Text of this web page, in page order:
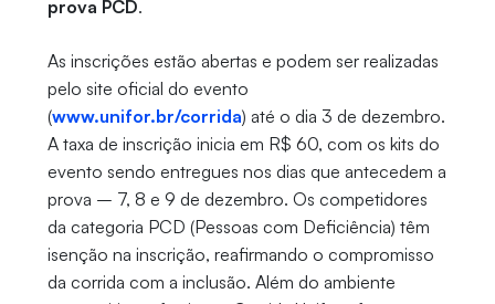
prova PCD.
As inscrições estão abertas e podem ser realizadas
pelo site oficial do evento
(www.unifor.br/corrida) até o dia 3 de dezembro.
A taxa de inscrição inicia em R$ 60, com os kits do
evento sendo entregues nos dias que antecedem a
prova – 7, 8 e 9 de dezembro. Os competidores
da categoria PCD (Pessoas com Deficiência) têm
isenção na inscrição, reafirmando o compromisso
da corrida com a inclusão. Além do ambiente